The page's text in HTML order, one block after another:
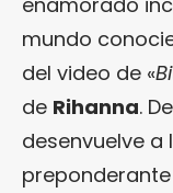
mundo
del video de «
de Rihanna.
desenvuelve